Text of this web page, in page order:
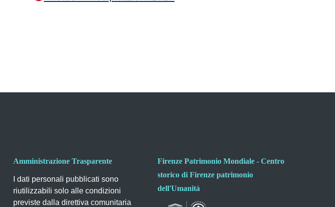
Amministrazione Trasparente
I dati personali pubblicati sono
riutilizzabili solo alle condizioni
previste dalla direttiva comunitaria
Firenze Patrimonio Mondiale - Centro
storico di Firenze patrimonio
dell'Umanità